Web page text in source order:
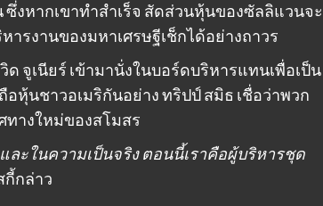
งหากเขาทำสำเร็จ สัดส่วนหุ้นของซัลลิแวนจะ
รงานของมหาเศรษฐีเช็กได้อย่างถาวร
จูเนียร์ เข้ามานั่งในบอร์ดบริหารแทนเพื่อเป็น
นชาวอเมริกันอย่าง ทริปป์ สมิธ เชื่อว่าพวก
างใหม่ของสโมสร
ละในความเป็นจริง ตอนนี้เราคือผู้บริหารชุด
กล่าว